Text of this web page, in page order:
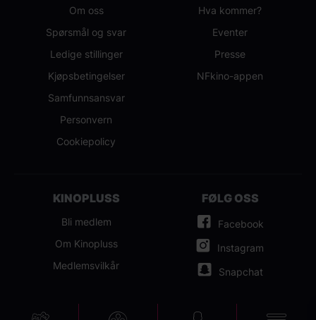
Om oss
Spørsmål og svar
Ledige stillinger
Kjøpsbetingelser
Samfunnsansvar
Personvern
Cookiepolicy
Hva kommer?
Eventer
Presse
NFkino-appen
KINOPLUSS
Bli medlem
Om Kinopluss
Medlemsvilkår
FØLG OSS
Facebook
Instagram
Snapchat